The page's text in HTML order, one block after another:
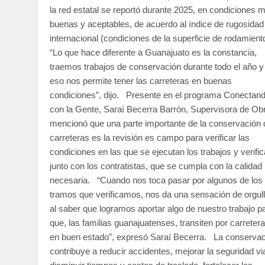
la red estatal se reportó durante 2025, en condiciones
buenas y aceptables, de acuerdo al índice de rugosidad
internacional (condiciones de la superficie de
“Lo que hace diferente a Guanajuato es la constancia,
traemos trabajos de conservación durante todo el año y
eso nos permite tener las carreteras en buenas
condiciones”, dijo. Presente en el programa
con la Gente, Saraí Becerra Barrón, Supervisora de
mencionó que una parte importante de la conservación
carreteras es la revisión es campo para verificar las
condiciones en las que se ejecutan los trabajos y
junto con los contratistas, que se cumpla con la calidad
necesaria. “Cuando nos toca pasar por algunos de los
tramos que verificamos, nos da una sensación de
al saber que logramos aportar algo de nuestro trabajo
que, las familias guanajuatenses, transiten por
en buen estado”, expresó Saraí Becerra. La
contribuye a reducir accidentes, mejorar la seguridad